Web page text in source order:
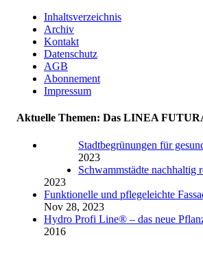
Inhaltsverzeichnis
Archiv
Kontakt
Datenschutz
AGB
Abonnement
Impressum
Aktuelle Themen: Das LINEA
Stadtbegrünungen für
2023
Schwammstädte nachhaltig
2023
Funktionelle und pflegeleichte
Nov 28, 2023
Hydro Profi Line® – das neue
2016